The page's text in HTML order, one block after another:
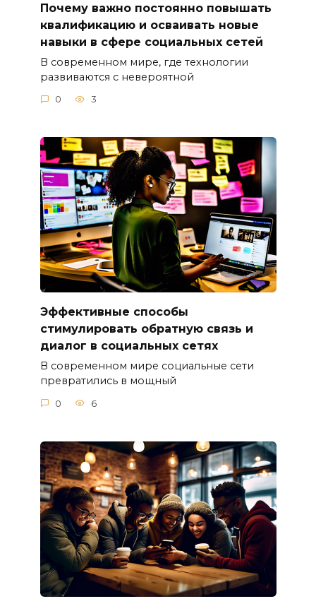
Почему важно постоянно повышать
квалификацию и осваивать новые
навыки в сфере социальных сетей
В современном мире, где технологии
развиваются с невероятной
0 3
Эффективные способы
стимулировать обратную связь и
диалог в социальных сетях
В современном мире социальные сети
превратились в мощный
0 6